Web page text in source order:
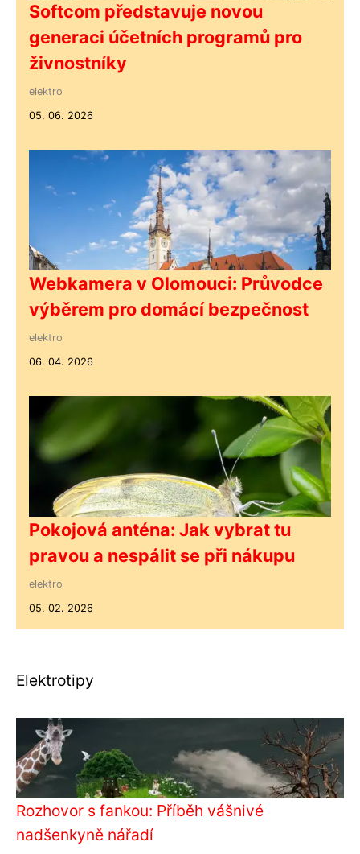
Softcom představuje novou
generaci účetních programů pro
živnostníky
elektro
05. 06. 2026
Webkamera v Olomouci: Průvodce
výběrem pro domácí bezpečnost
elektro
06. 04. 2026
Pokojová anténa: Jak vybrat tu
pravou a nespálit se při nákupu
elektro
05. 02. 2026
Elektrotipy
Rozhovor s fankou: Příběh vášnivé
nadšenkyně nářadí